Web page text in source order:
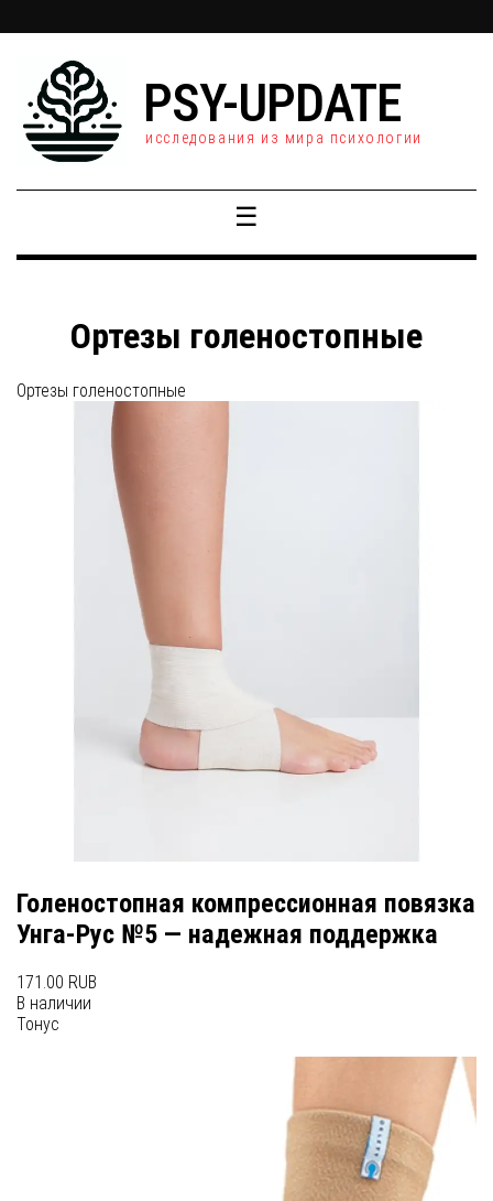
PSY-UPDATE
исследования из мира психологии
☰
Ортезы голеностопные
Ортезы голеностопные
Голеностопная компрессионная повязка
Унга-Рус №5 — надежная поддержка
171.00 RUB
В наличии
Тонус